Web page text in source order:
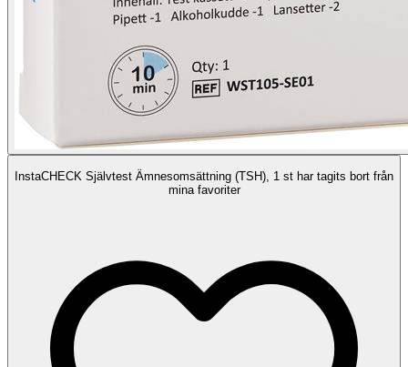
InstaCHECK Självtest Ämnesomsättning (TSH), 1 st har tagits bort från
mina favoriter